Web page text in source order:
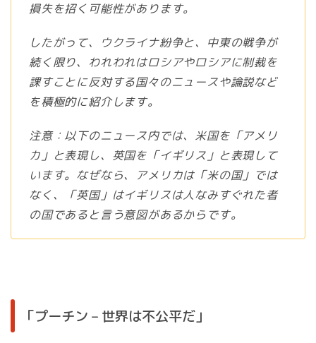
損失を招く可能性があります。
したがって、ウクライナ紛争と、中東の戦争が
続く限り、われわれはロシアやロシアに制裁を
課すことに反対する国々のニュースや論説など
を積極的に紹介します。
注意：以下のニュース内では、米国を「アメリ
カ」と表現し、英国を「イギリス」と表現して
います。なぜなら、アメリカは「米の国」では
なく、「英国」はイギリスは人なみすぐれた者
の国であると言う意図があるからです。
「プーチン – 世界は不公平だ」